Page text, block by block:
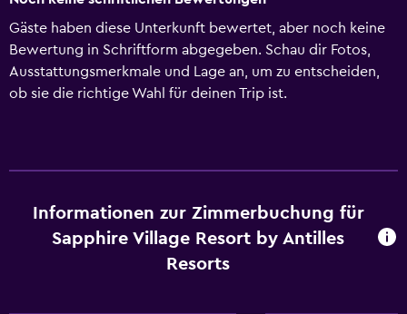
Gäste haben diese Unterkunft bewertet, aber noch keine
Bewertung in Schriftform abgegeben. Schau dir Fotos,
Ausstattungsmerkmale und Lage an, um zu entscheiden,
ob sie die richtige Wahl für deinen Trip ist.
Informationen zur Zimmerbuchung für
Sapphire Village Resort by Antilles
Resorts